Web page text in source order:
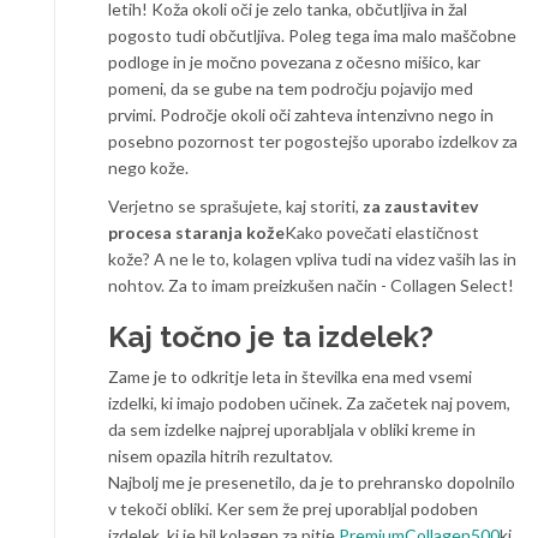
letih! Koža okoli oči je zelo tanka, občutljiva in žal
pogosto tudi občutljiva. Poleg tega ima malo maščobne
podloge in je močno povezana z očesno mišico, kar
pomeni, da se gube na tem področju pojavijo med
prvimi. Področje okoli oči zahteva intenzivno nego in
posebno pozornost ter pogostejšo uporabo izdelkov za
nego kože.
Verjetno se sprašujete, kaj storiti, za zaustavitev
procesa staranja kožeKako povečati elastičnost
kože? A ne le to, kolagen vpliva tudi na videz vaših las in
nohtov. Za to imam preizkušen način - Collagen Select!
Kaj točno je ta izdelek?
Zame je to odkritje leta in številka ena med vsemi
izdelki, ki imajo podoben učinek. Za začetek naj povem,
da sem izdelke najprej uporabljala v obliki kreme in
nisem opazila hitrih rezultatov.
Najbolj me je presenetilo, da je to prehransko dopolnilo
v tekoči obliki. Ker sem že prej uporabljal podoben